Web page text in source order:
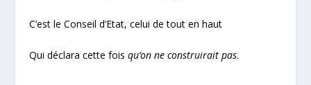
C’est le Conseil d’Etat, celui de tout en haut
Qui déclara cette foisqu’on ne construirait pas.